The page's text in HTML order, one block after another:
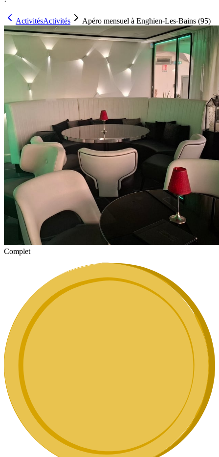
ActivitésActivités Apéro mensuel à Enghien-Les-Bains (95)
Complet